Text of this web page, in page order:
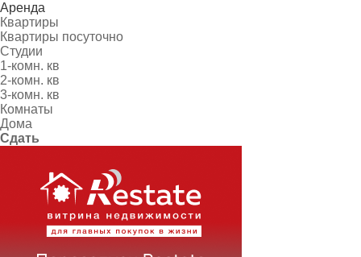
Аренда
Квартиры
Квартиры посуточно
Студии
1-комн. кв
2-комн. кв
3-комн. кв
Комнаты
Дома
Сдать